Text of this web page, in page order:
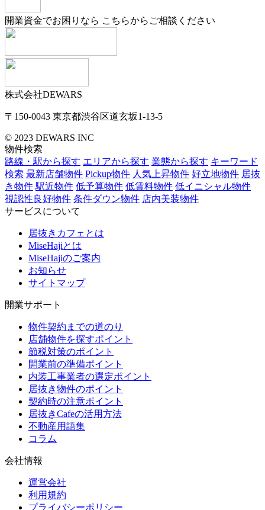
開業資金でお困りなら こちらからご相談ください
株式会社DEWARS
〒150-0043 東京都渋谷区道玄坂1-13-5
© 2023 DEWARS INC
物件検索
路線・駅から探す エリアから探す 業態から探す キーワード
検索 最新店舗物件 Pickup物件 人気上昇物件 好立地物件 居抜
き物件 駅近物件 低予算物件 低賃料物件 低イニシャル物件
視認性良好物件 条件ダウン物件 店内美装物件
サービスについて
居抜きカフェとは
MiseHajiとは
MiseHajiのご案内
お知らせ
サイトマップ
開業サポート
物件契約までの道のり
店舗物件を探すポイント
節税対策のポイント
開業前の準備ポイント
内装工事業者の選定ポイント
居抜き物件のポイント
契約時の注意ポイント
居抜きCafeの活用方法
不動産用語集
コラム
会社情報
運営会社
利用規約
プライバシーポリシー